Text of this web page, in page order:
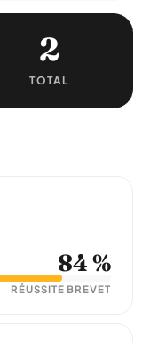
2
TOTAL
84 %
RÉUSSITE BREVET